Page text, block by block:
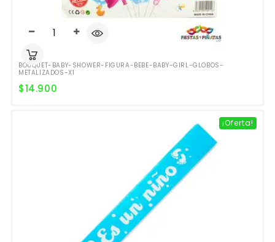
BOUQUET-BABY-SHOWER-FIGURA-BEBE-BABY-GIRL-GLOBOS-
METALIZADOS-X1
$14.900
¡Oferta!